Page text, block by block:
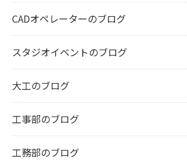
CADオペレーターのブログ
スタジオイベントのブログ
大工のブログ
工事部のブログ
工務部のブログ